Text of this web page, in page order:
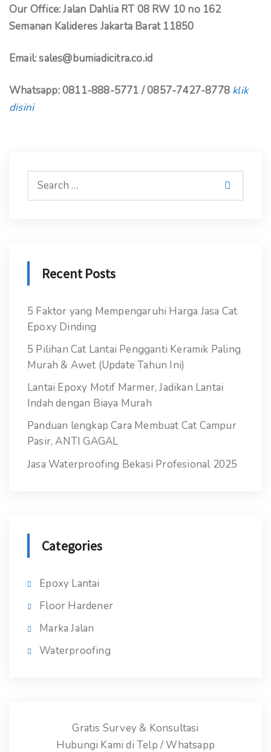
Our Office: Jalan Dahlia RT 08 RW 10 no 162
Semanan Kalideres Jakarta Barat 11850
Email: sales@bumiadicitra.co.id
Whatsapp: 0811-888-5771 / 0857-7427-8778 klik
disini
Recent Posts
5 Faktor yang Mempengaruhi Harga Jasa Cat
Epoxy Dinding
5 Pilihan Cat Lantai Pengganti Keramik Paling
Murah & Awet (Update Tahun Ini)
Lantai Epoxy Motif Marmer, Jadikan Lantai
Indah dengan Biaya Murah
Panduan lengkap Cara Membuat Cat Campur
Pasir, ANTI GAGAL
Jasa Waterproofing Bekasi Profesional 2025
Categories
Epoxy Lantai
Floor Hardener
Marka Jalan
Waterproofing
Gratis Survey & Konsultasi
Hubungi Kami di Telp / Whatsapp